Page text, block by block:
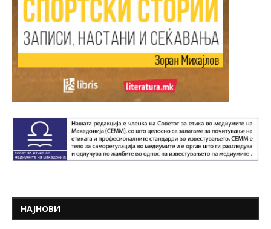
НАЈНОВИ